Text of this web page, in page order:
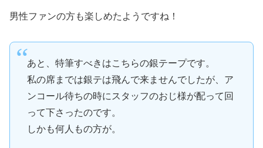
男性ファンの方も楽しめたようですね！
あと、特筆すべきはこちらの銀テープです。
私の席までは銀テは飛んで来ませんでしたが、ア
ンコール待ちの時にスタッフのおじ様が配って回
って下さったのです。
しかも何人もの方が。